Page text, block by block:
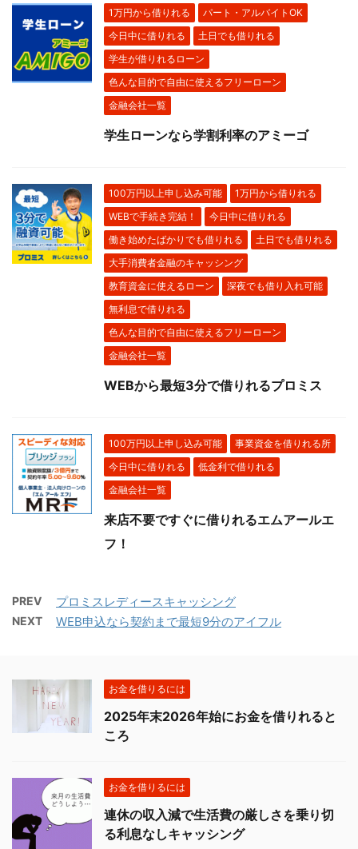
1万円から借りれる
パート・アルバイトOK
今日中に借りれる
土日でも借りれる
学生が借りれるローン
色んな目的で自由に使えるフリーローン
金融会社一覧
学生ローンなら学割利率のアミーゴ
100万円以上申し込み可能
1万円から借りれる
WEBで手続き完結！
今日中に借りれる
働き始めたばかりでも借りれる
土日でも借りれる
大手消費者金融のキャッシング
教育資金に使えるローン
深夜でも借り入れ可能
無利息で借りれる
色んな目的で自由に使えるフリーローン
金融会社一覧
WEBから最短3分で借りれるプロミス
100万円以上申し込み可能
事業資金を借りれる所
今日中に借りれる
低金利で借りれる
金融会社一覧
来店不要ですぐに借りれるエムアールエ
フ！
PREV プロミスレディースキャッシング
NEXT WEB申込なら契約まで最短9分のアイフル
お金を借りるには
2025年末2026年始にお金を借りれると
ころ
お金を借りるには
連休の収入減で生活費の厳しさを乗り切
る利息なしキャッシング